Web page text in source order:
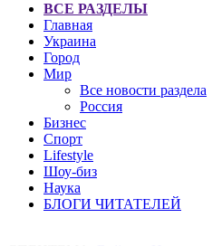
ВСЕ РАЗДЕЛЫ
Главная
Украина
Город
Мир
Все новости раздела
Россия
Бизнес
Спорт
Lifestyle
Шоу-биз
Наука
БЛОГИ ЧИТАТЕЛЕЙ